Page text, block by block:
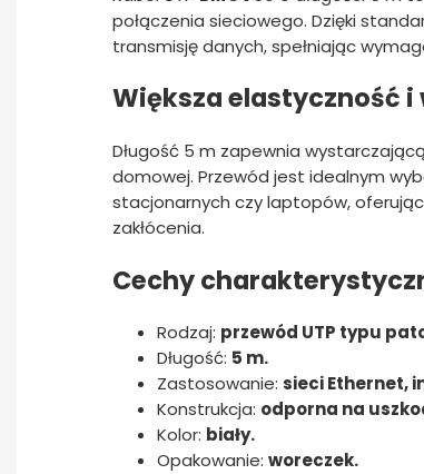
połączenia sieciowego. Dzięki
transmisję danych, spełniając
Większa elastyczność
Długość 5 m zapewnia
domowej. Przewód jest idealnym
stacjonarnych czy laptopów,
zakłócenia.
Cechy
Rodzaj: przewód UTP typu
Długość: 5 m.
Zastosowanie: sieci Ethernet,
Konstrukcja: odporna na
Kolor: biały.
Opakowanie: woreczek.